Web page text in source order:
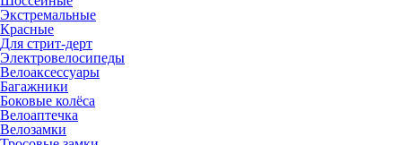
Экстремальные
Красные
Для стрит-дерт
Электровелосипеды
Велоаксессуары
Багажники
Боковые колёса
Велоаптечка
Велозамки